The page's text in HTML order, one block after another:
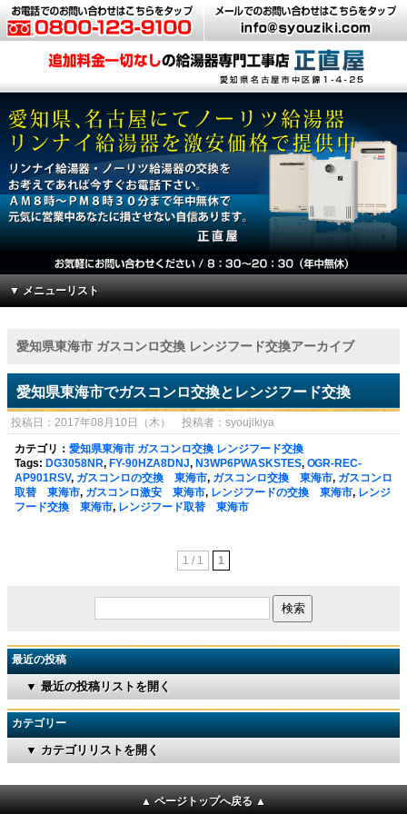
▼ メニューリスト
愛知県東海市 ガスコンロ交換 レンジフード交換アーカイブ
愛知県東海市でガスコンロ交換とレンジフード交換
投稿日：2017年08月10日（木） 投稿者：syoujikiya
カテゴリ： 愛知県東海市 ガスコンロ交換 レンジフード交換
Tags: DG3058NR, FY-90HZA8DNJ, N3WP6PWASKSTES, OGR-REC-
AP901RSV, ガスコンロの交換 東海市, ガスコンロ交換 東海市, ガスコンロ
取替 東海市, ガスコンロ激安 東海市, レンジフードの交換 東海市, レンジ
フード交換 東海市, レンジフード取替 東海市
1 / 1 1
最近の投稿
▼ 最近の投稿リストを開く
カテゴリー
▼ カテゴリリストを開く
▲ ページトップへ戻る ▲